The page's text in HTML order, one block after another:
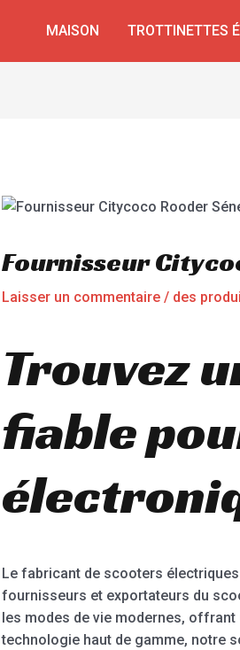
MAISON TROTTINETTES
Fournisseur
Laisser un commentaire / des
Trouvez
fiable
Le fabricant de scooters
fournisseurs et exportateurs du
les modes de vie modernes,
technologie haut de gamme, notre